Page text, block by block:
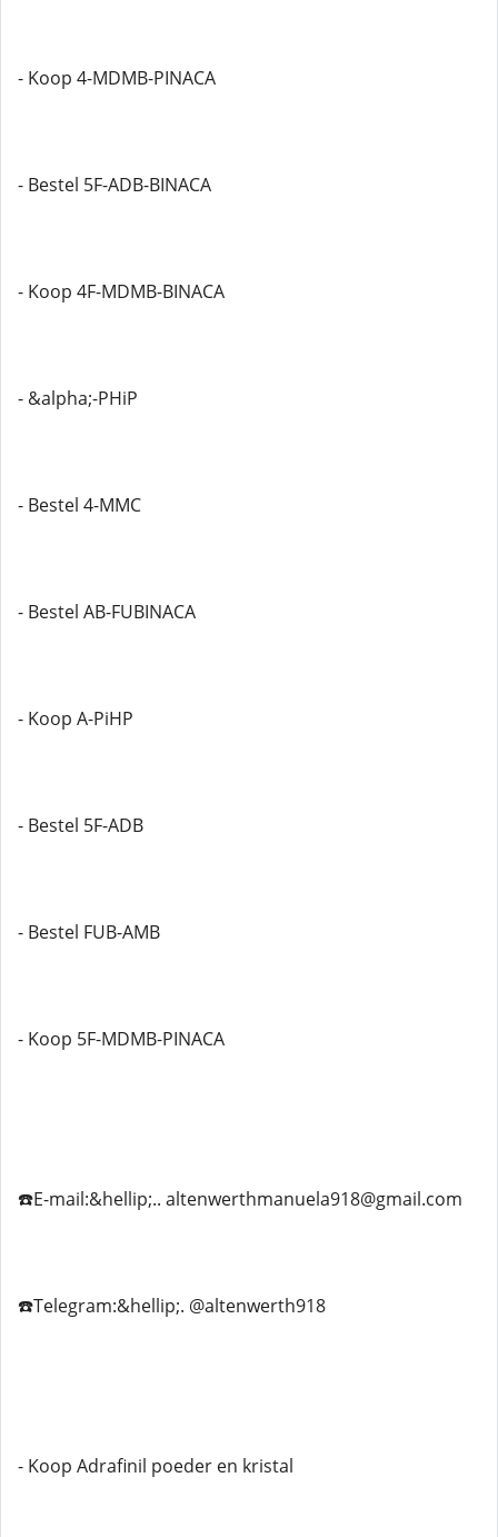
- Koop 4-MDMB-PINACA
- Bestel 5F-ADB-BINACA
- Koop 4F-MDMB-BINACA
- &alpha;-PHiP
- Bestel 4-MMC
- Bestel AB-FUBINACA
- Koop A-PiHP
- Bestel 5F-ADB
- Bestel FUB-AMB
- Koop 5F-MDMB-PINACA
☎️E-mail:&hellip;.. altenwerthmanuela918@gmail.com
☎️Telegram:&hellip;. @altenwerth918
- Koop Adrafinil poeder en kristal